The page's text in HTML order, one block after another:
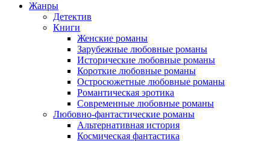
Жанры
Детектив
Книги
Женские романы
Зарубежные любовные романы
Исторические любовные романы
Короткие любовные романы
Остросюжетные любовные романы
Романтическая эротика
Современные любовные романы
Любовно-фантастические романы
Альтернативная история
Космическая фантастика